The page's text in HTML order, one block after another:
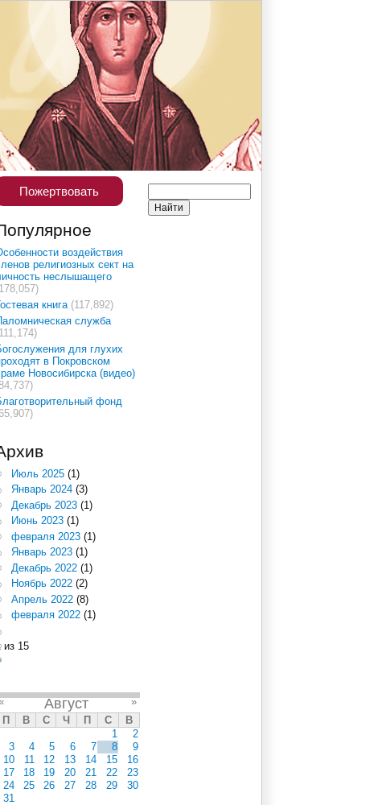
Пожертвовать
воздействия
религиозных сект на
неслышащего
книга (117,892)
служба
для глухих
в Покровском
Новосибирска (видео)
фонд
Июль 2025(1)
Январь 2024(3)
Декабрь 2023(1)
Июнь 2023(1)
февраля 2023(1)
Январь 2023(1)
Декабрь 2022(1)
Ноябрь 2022(2)
Апрель 2022(8)
февраля 2022(1)
из 15
Август
»
П
В С Ч П С
В
1
2
3
4 5 6 7 8
9
10
11 12 13 14 15
16
17
18 19 20 21 22
23
24
25 26 27 28 29
30
31